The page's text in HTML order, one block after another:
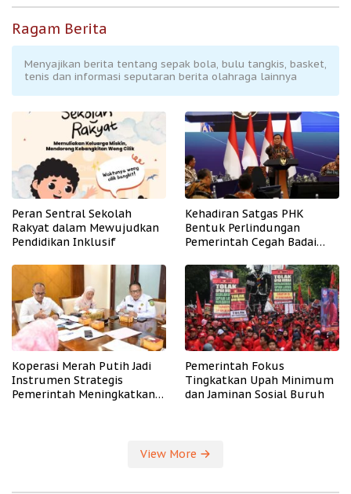
Ragam Berita
Menyajikan berita tentang sepak bola, bulu tangkis, basket,
tenis dan informasi seputaran berita olahraga lainnya
Peran Sentral Sekolah
Rakyat dalam Mewujudkan
Pendidikan Inklusif
Kehadiran Satgas PHK
Bentuk Perlindungan
Pemerintah Cegah Badai
Koperasi Merah Putih Jadi
Instrumen Strategis
Pemerintah Meningkatkan
Pemerintah Fokus
Tingkatkan Upah Minimum
dan Jaminan Sosial Buruh
View More